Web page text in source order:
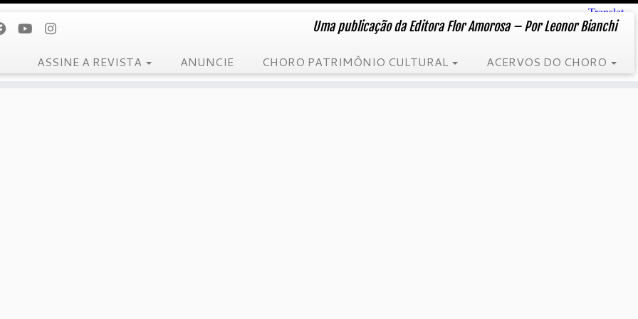
Uma publicação da Editora Flor Amorosa – Por Leonor Bianchi
ASSINE A REVISTA ANUNCIE CHORO PATRIMÔNIO CULTURAL ACERVOS DO CHORO